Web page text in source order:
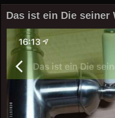
Das ist ein Die seiner